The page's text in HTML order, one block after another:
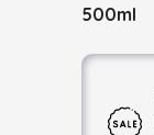
500ml